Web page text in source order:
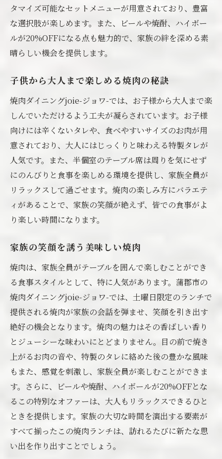
タマイズ可能なセットメニューが用意されており、豊富
な選択肢が楽しめます。また、ビールや焼酎、ハイボー
ルが20%OFFになる点も魅力的で、家族の絆を深める素
晴らしい機会を提供します。
子供から大人まで楽しめる焼肉の秘訣
焼肉ダイニングjoie-ジョワ-では、お子様から大人まで楽
しんでいただけるよう工夫が凝らされています。お子様
向けには辛くないタレや、食べやすいサイズのお肉が用
意されており、大人にはじっくりと味わえる特製タレが
人気です。また、半個室のテーブル席は周りを気にせず
にのんびりと食事を楽しめる環境を提供し、家族全員が
リラックスして過ごせます。焼肉の楽しみ方にバラエテ
ィがあることで、家族の笑顔が絶えず、皆での食事がよ
り楽しい時間になります。
家族の笑顔を誘う美味しい焼肉
焼肉は、家族全員がテーブルを囲んで楽しむことができ
る食事スタイルとして、特に人気があります。蒲郡市の
焼肉ダイニングjoie-ジョワ-では、土曜日限定のランチで
提供される焼肉が家族の会話を弾ませ、笑顔を引き出す
絶好の機会となります。焼肉の魅力はその香ばしい香り
とジューシーな味わいにとどまりません。目の前で焼き
上がるお肉の音や、特製のタレに絡めた後の豊かな風味
もまた、感覚を刺激し、家族全員が楽しむことができま
す。さらに、ビールや焼酎、ハイボールが20%OFFとな
るこの特別なオファーは、大人もリラックスできるひと
ときを提供します。家族の大切な時間を演出する要素が
すべて揃ったこの焼肉ランチは、訪れるたびに新たな思
い出を作り出すことでしょう。